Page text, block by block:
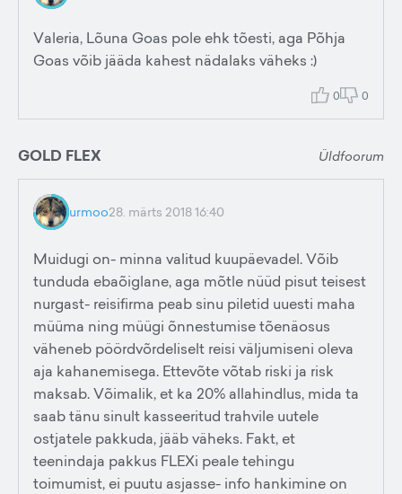
Valeria, Lõuna Goas pole ehk tõesti, aga Põhja
Goas võib jääda kahest nädalaks väheks :)
0 0
GOLD FLEX Üldfoorum
urmoo28. märts 2018 16:40
Muidugi on- minna valitud kuupäevadel. Võib
tunduda ebaõiglane, aga mõtle nüüd pisut teisest
nurgast- reisifirma peab sinu piletid uuesti maha
müüma ning müügi õnnestumise tõenäosus
väheneb pöördvõrdeliselt reisi väljumiseni oleva
aja kahanemisega. Ettevõte võtab riski ja risk
maksab. Võimalik, et ka 20% allahindlus, mida ta
saab tänu sinult kasseeritud trahvile uutele
ostjatele pakkuda, jääb väheks. Fakt, et
teenindaja pakkus FLEXi peale tehingu
toimumist, ei puutu asjasse- info hankimine on